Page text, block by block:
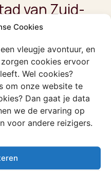
Cookies
vleugje avontuur, en
cookies ervoor
Wel cookies?
om onze website te
Dan gaat je data
we de ervaring op
voor andere reizigers.
van Zuid-
plekken aan de
een bijzonder dorpje wat
ook wel hippo’s
in de toeristenboot en
hippo’s,
wat Afrikaanse
Lucia heeft eigenlijk maar
s’avonds weer naar
kijk dan niet gek op